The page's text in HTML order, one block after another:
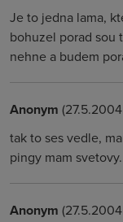
Je to jedna lama,
bohuzel porad sou
nehne a budem
Anonym
tak to ses vedle,
pingy mam
Anonym